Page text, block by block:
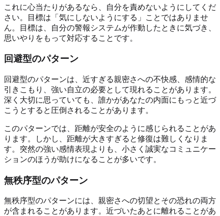
これに心当たりがあるなら、自分を責めないようにしてくだ
さい。目標は「気にしないようにする」ことではありませ
ん。目標は、自分の警報システムが作動したときに気づき、
思いやりをもって対応することです。
回避型のパターン
回避型のパターンは、近すぎる親密さへの不快感、感情的な
引きこもり、強い自立の必要として現れることがあります。
深く大切に思っていても、誰かがあなたの内面にもっと近づ
こうとすると圧倒されることがあります。
このパターンでは、距離が安全のように感じられることがあ
ります。しかし、距離が大きすぎると修復は難しくなりま
す。突然の強い感情表現よりも、小さく誠実なコミュニケー
ションのほうが助けになることが多いです。
無秩序型のパターン
無秩序型のパターンには、親密さへの切望とその恐れの両方
が含まれることがあります。近づいたあとに離れることがあ